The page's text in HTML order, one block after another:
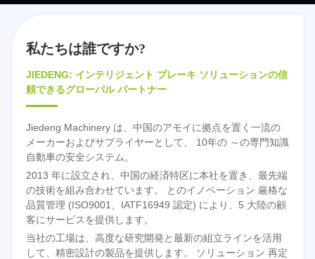
私たちは誰ですか?
JIEDENG: インテリジェント ブレーキ ソリューションの信
頼できるグローバル パートナー
Jiedeng Machinery は、中国のアモイに拠点を置く一流の
メーカーおよびサプライヤーとして、 10年の ～の専門知識
自動車の安全システム。
2013 年に設立され、中国の経済特区に本社を置き、最先端
の技術を組み合わせています。 とのイノベーション 厳格な
品質管理 (ISO9001、IATF16949 認定) により、5 大陸の顧
客にサービスを提供します。
当社の工場は、高度な研究開発と最新の組立ラインを活用
して、精密設計の製品を提供します。 ソリューション 再定